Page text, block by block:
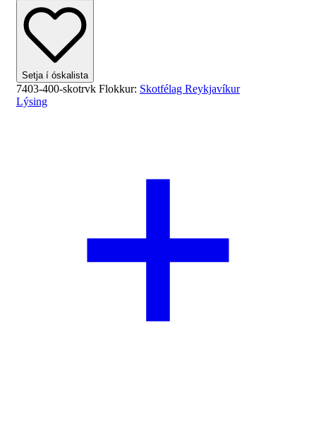
Setja í óskalista
7403-400-skotrvk Flokkur: Skotfélag Reykjavíkur
Lýsing